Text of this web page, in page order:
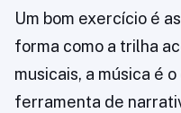
Um bom exercício é
forma como a trilha
musicais, a música é
ferramenta de